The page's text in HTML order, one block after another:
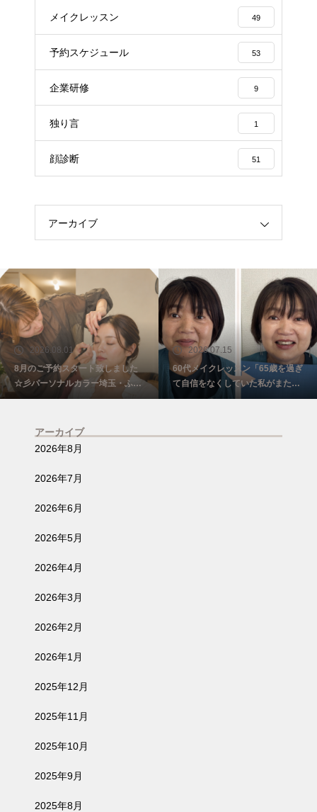
メイクレッスン 49
予約スケジュール 53
企業研修 9
独り言 1
顔診断 51
アーカイブ
2026.08.01
8月のご予約スタート致しました
☆彡パーソナルカラー埼玉・ふじ
み野
2026.07.15
60代メイクレッスン「65歳を過ぎ
て自信をなくしていた私がまた少
し前を向けました☺️埼玉・ふじみ
アーカイブ
2026年8月
2026年7月
2026年6月
2026年5月
2026年4月
2026年3月
2026年2月
2026年1月
2025年12月
2025年11月
2025年10月
2025年9月
2025年8月